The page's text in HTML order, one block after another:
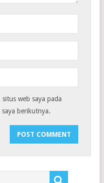
web saya pada
berikutnya.